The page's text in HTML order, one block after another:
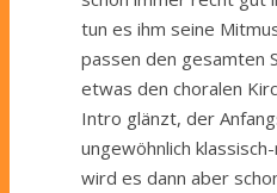
tun es ihm seine
passen den gesamten
etwas den choralen
Intro glänzt, der
ungewöhnlich
wird es dann aber